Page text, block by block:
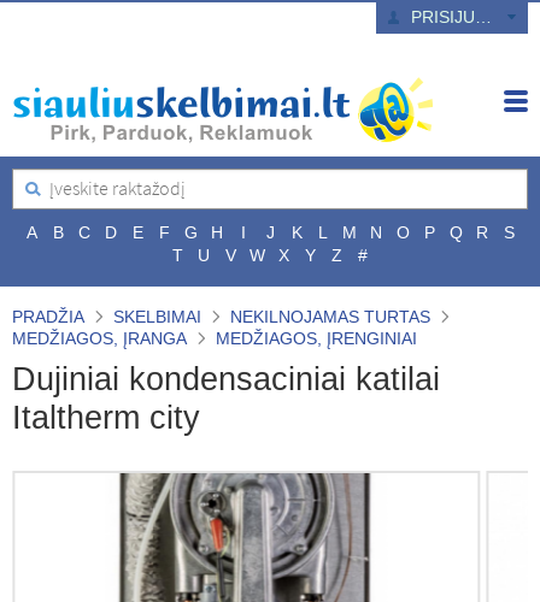
A B C D E F G H I J K L M N O P Q R
S
T
U V W X Y Z #
PRADŽIA SKELBIMAI
NEKILNOJAMAS TURTAS
MEDŽIAGOS, ĮRANGA
MEDŽIAGOS, ĮRENGINIAI
Dujiniai kondensaciniai katilai
Italtherm city